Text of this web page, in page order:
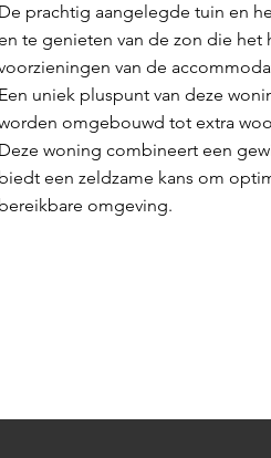
De prachtig aangelegde tuin en
te genieten van de zon die
van de
Een uniek pluspunt van deze
omgebouwd tot extra
Deze woning combineert een
biedt een zeldzame kans om
bereikbare omgeving.